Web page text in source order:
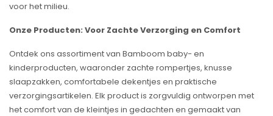
voor het milieu.
Onze Producten: Voor Zachte Verzorging en Comfort
Ontdek ons assortiment van Bamboom baby- en
kinderproducten, waaronder zachte rompertjes, knusse
slaapzakken, comfortabele dekentjes en praktische
verzorgingsartikelen. Elk product is zorgvuldig ontworpen met
het comfort van de kleintjes in gedachten en gemaakt van